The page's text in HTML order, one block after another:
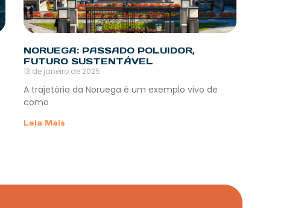
NORUEGA: PASSADO POLUIDOR,
FUTURO SUSTENTÁVEL
13 de janeiro de 2025
A trajetória da Noruega é um exemplo vivo de
como
Leia Mais